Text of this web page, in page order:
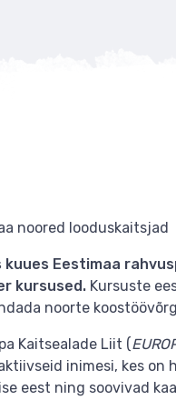
noored looduskaitsjad
kuues Eestimaa
kursused. Kursuste
noorte
Kaitsealade Liit (
inimesi, kes
eest ning soovivad